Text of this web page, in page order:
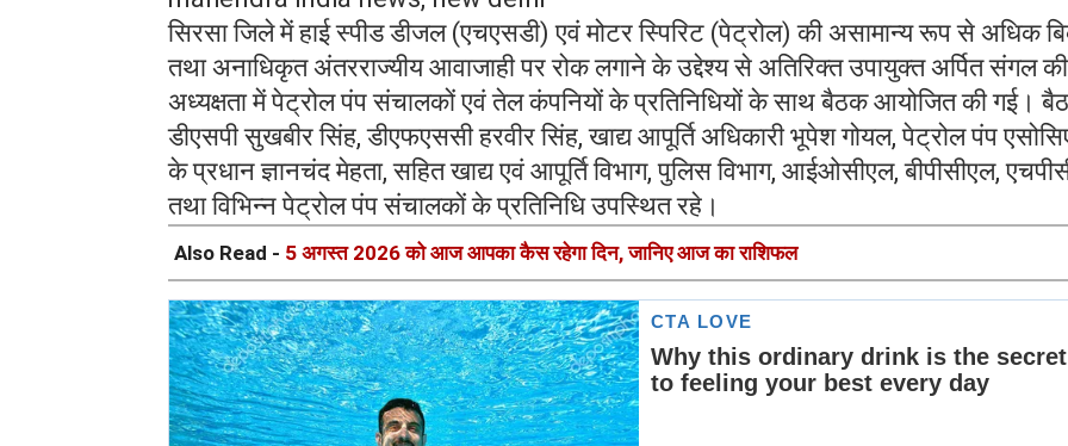
सिरसा जिले में हाई स्पीड डीजल (एचएसडी) एवं मोटर स्पिरिट (पेट्रोल) की असामान्य रूप से अधिक
तथा अनाधिकृत अंतरराज्यीय आवाजाही पर रोक लगाने के उद्देश्य से अतिरिक्त उपायुक्त अर्पित संगल की
अध्यक्षता में पेट्रोल पंप संचालकों एवं तेल कंपनियों के प्रतिनिधियों के साथ बैठक आयोजित की गई।
डीएसपी सुखबीर सिंह, डीएफएससी हरवीर सिंह, खाद्य आपूर्ति अधिकारी भूपेश गोयल, पेट्रोल पंप
के प्रधान ज्ञानचंद मेहता, सहित खाद्य एवं आपूर्ति विभाग, पुलिस विभाग, आईओसीएल, बीपीसीएल,
तथा विभिन्न पेट्रोल पंप संचालकों के प्रतिनिधि उपस्थित रहे।
Also Read - 5 अगस्त 2026 को आज आपका कैस रहेगा दिन, जानिए आज का राशिफल